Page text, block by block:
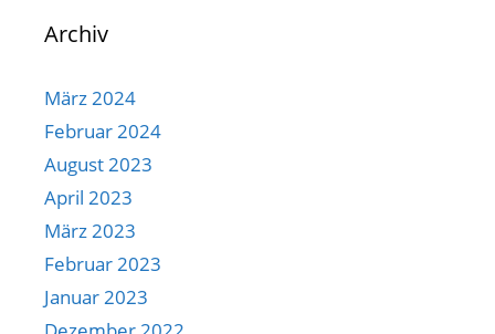
Archiv
März 2024
Februar 2024
August 2023
April 2023
März 2023
Februar 2023
Januar 2023